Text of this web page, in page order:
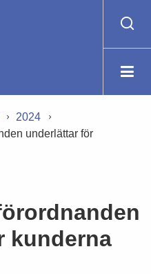
2024
underlättar för
kunderna